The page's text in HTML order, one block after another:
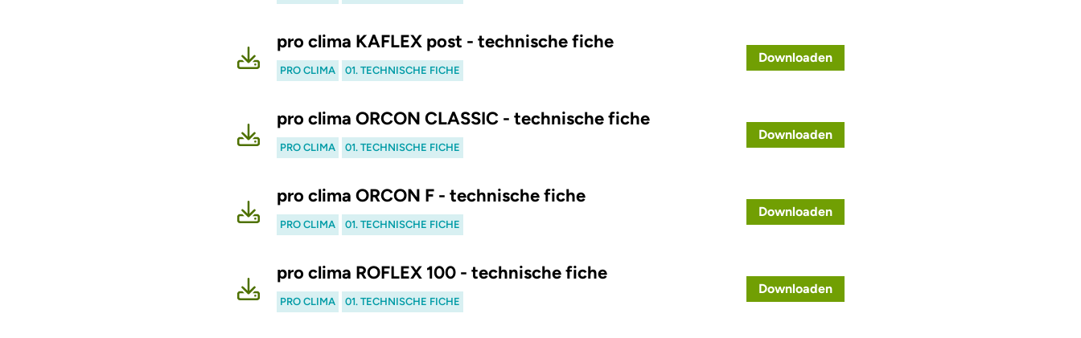
pro clima KAFLEX post - technische fiche
PRO CLIMA 01. TECHNISCHE FICHE
Downloaden
pro clima ORCON CLASSIC - technische fiche
PRO CLIMA 01. TECHNISCHE FICHE
Downloaden
pro clima ORCON F - technische fiche
PRO CLIMA 01. TECHNISCHE FICHE
Downloaden
pro clima ROFLEX 100 - technische fiche
PRO CLIMA 01. TECHNISCHE FICHE
Downloaden